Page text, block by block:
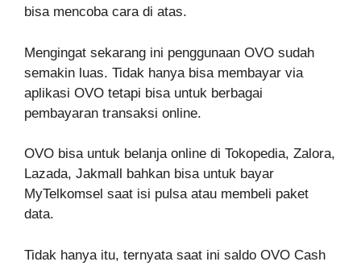
bisa mencoba cara di atas.
Mengingat sekarang ini penggunaan OVO sudah
semakin luas. Tidak hanya bisa membayar via
aplikasi OVO tetapi bisa untuk berbagai
pembayaran transaksi online.
OVO bisa untuk belanja online di Tokopedia, Zalora,
Lazada, Jakmall bahkan bisa untuk bayar
MyTelkomsel saat isi pulsa atau membeli paket
data.
Tidak hanya itu, ternyata saat ini saldo OVO Cash